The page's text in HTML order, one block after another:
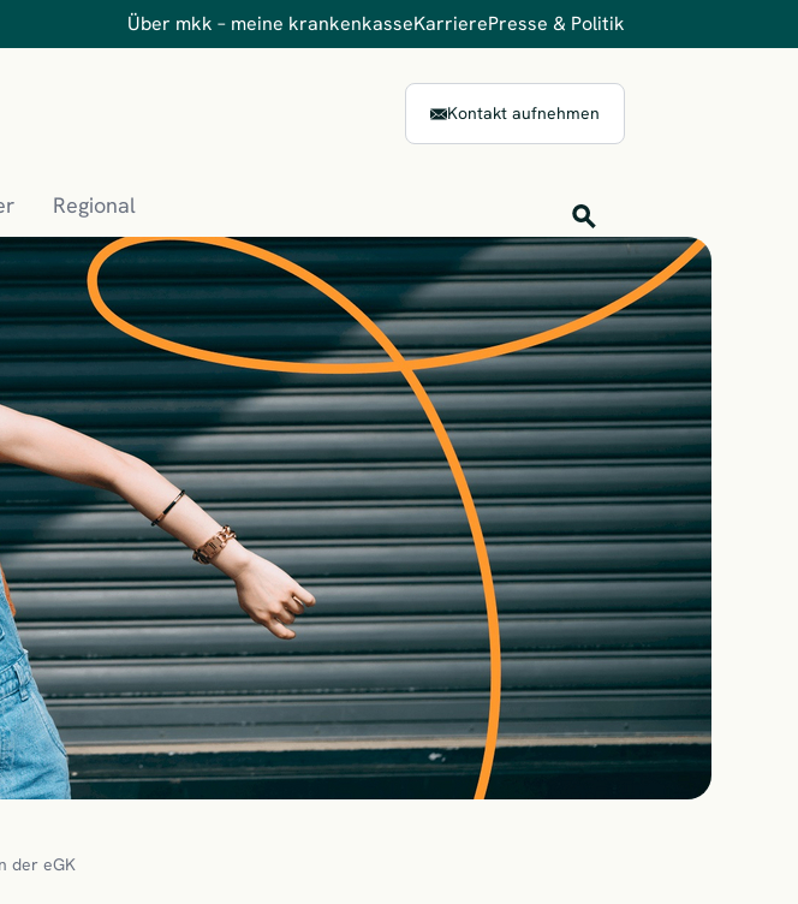
Über mkk – meine krankenkasseKarrierePresse & Politik
Kontakt aufnehmen
Finden
Regional
der eGK